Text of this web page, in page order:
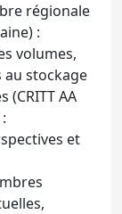
régionale
:
volumes,
au stockage
AA
et